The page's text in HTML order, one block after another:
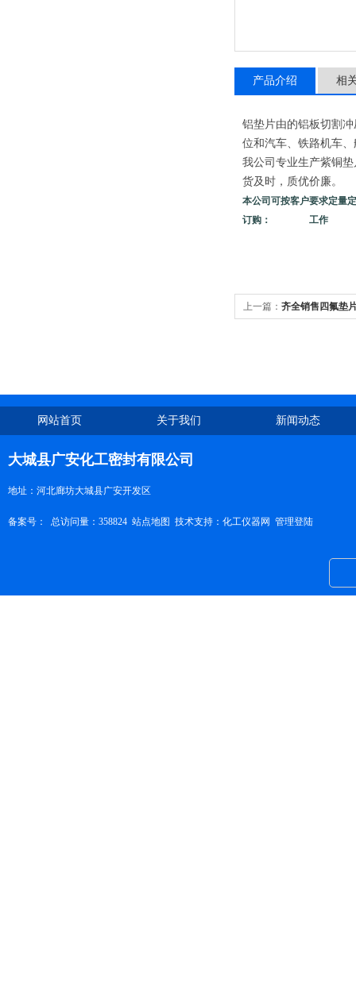
产品介绍 相
铝垫片由的铝板切割
位和汽车、铁路机车
我公司专业生产紫铜
货及时，质优价廉。
本公司可按客户要求定量
订购： 工作
上一篇： 齐全销售四氟垫
网站首页 关于我们 新闻动态
大城县广安化工密封有限公司
地址：河北廊坊大城县广安开发区
备案号： 总访问量：358824 站点地图 技术支持： 化工仪器网 管理登陆